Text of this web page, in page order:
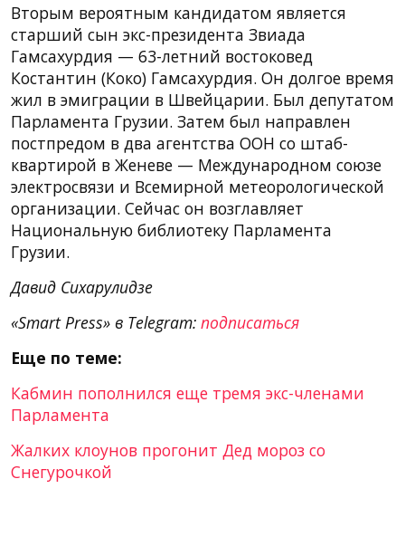
Вторым вероятным кандидатом является
старший сын экс-президента Звиада
Гамсахурдия — 63-летний востоковед
Костантин (Коко) Гамсахурдия. Он долгое время
жил в эмиграции в Швейцарии. Был депутатом
Парламента Грузии. Затем был направлен
постпредом в два агентства ООН со штаб-
квартирой в Женеве — Международном союзе
электросвязи и Всемирной метеорологической
организации. Сейчас он возглавляет
Национальную библиотеку Парламента
Грузии.
Давид Сихарулидзе
«Smart Press» в Telegram: подписаться
Еще по теме:
Кабмин пополнился еще тремя экс-членами
Парламента
Жалких клоунов прогонит Дед мороз со
Снегурочкой